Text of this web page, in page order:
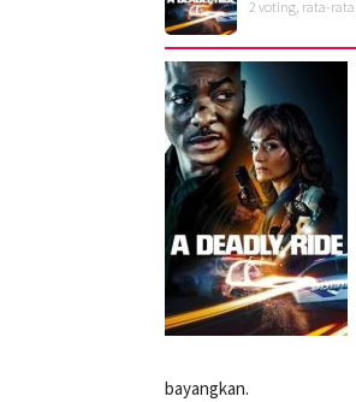
2 voting, rata-rata
bayangkan.